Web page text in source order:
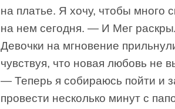
на платье. Я хочу, чтобы много
на нем сегодня. — И Мег
Девочки на мгновение
чувствуя, что новая любовь не
— Теперь я собираюсь пойти и
провести несколько минут с